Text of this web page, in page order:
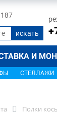
И
СТЕЛЛАЖИ
Полки